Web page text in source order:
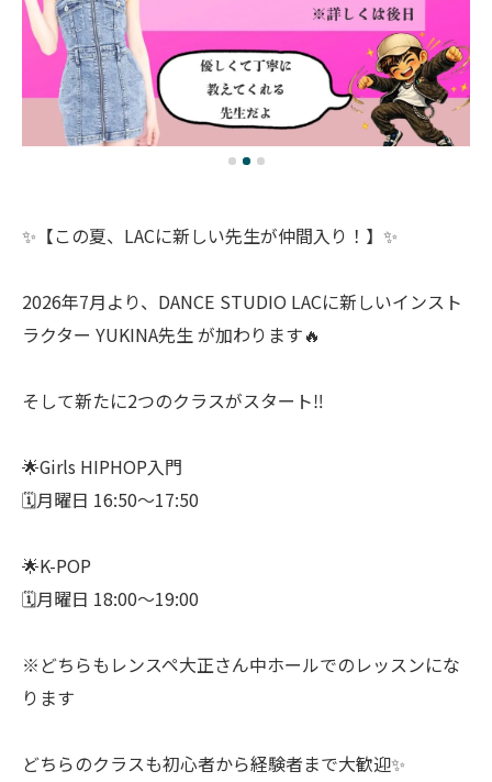
✨【この夏、LACに新しい先生が仲間入り！】✨
2026年7月より、DANCE STUDIO LACに新しいインスト
ラクター YUKINA先生 が加わります🔥
そして新たに2つのクラスがスタート‼️
🌟Girls HIPHOP入門
🗓月曜日 16:50〜17:50
🌟K-POP
🗓月曜日 18:00〜19:00
※どちらもレンスペ大正さん中ホールでのレッスンにな
ります
どちらのクラスも初心者から経験者まで大歓迎✨